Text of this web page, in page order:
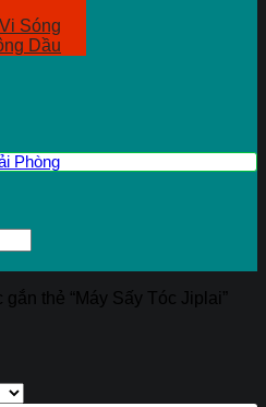
Sóng
Dầu
Phòng
thẻ “Máy Sấy Tóc Jiplai”